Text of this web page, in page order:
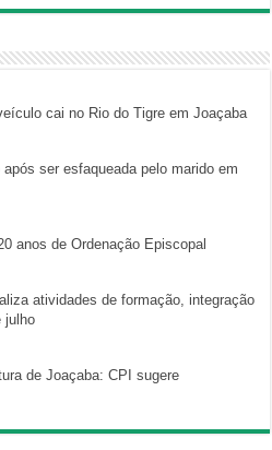
cai no Rio do Tigre em Joaçaba
ser esfaqueada pelo marido em
anos de Ordenação Episcopal
atividades de formação, integração
julho
de Joaçaba: CPI sugere